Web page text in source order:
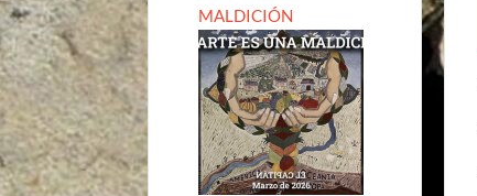
MALDICIÓN